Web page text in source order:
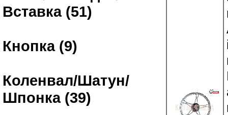
Вставка (51)
Кнопка (9)
Коленвал/Шатун/
Шпонка (39)